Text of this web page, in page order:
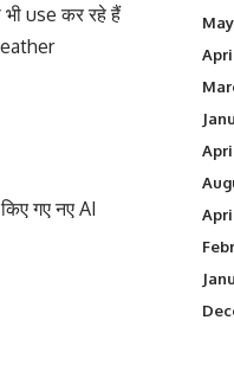
use कर रहे हैं
गए नए AI